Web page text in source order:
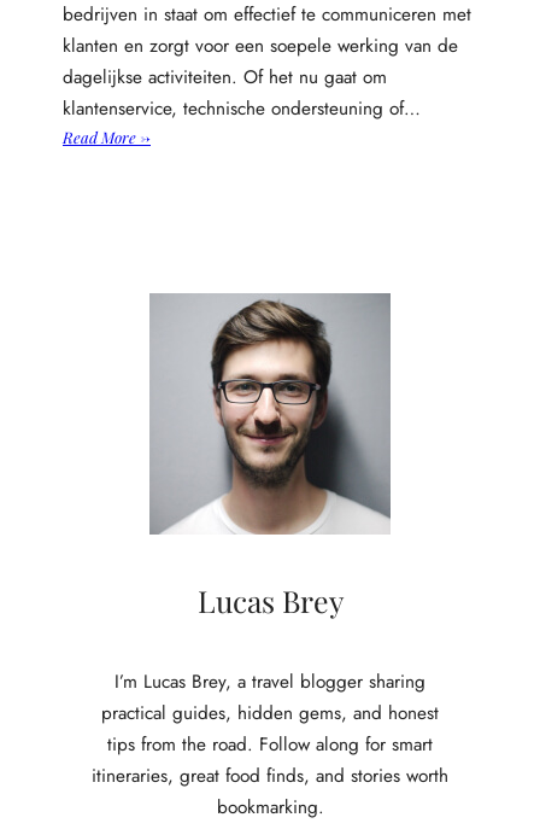
bedrijven in staat om effectief te communiceren met
klanten en zorgt voor een soepele werking van de
dagelijkse activiteiten. Of het nu gaat om
klantenservice, technische ondersteuning of…
Read More →:
c
e
c
h
e
d
Lucas Brey
I’m Lucas Brey, a travel blogger sharing
practical guides, hidden gems, and honest
tips from the road. Follow along for smart
itineraries, great food finds, and stories worth
bookmarking.